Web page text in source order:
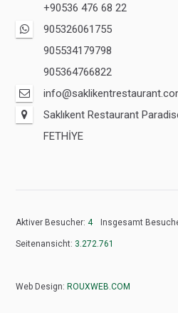
+90536 476 68 22
905326061755
905534179798
905364766822
Saklıkent Restaurant
FETHİYE
Aktiver Besucher:4 Insgesamt
Seitenansicht: 3.272.761
Web Design: ROUXWEB.COM